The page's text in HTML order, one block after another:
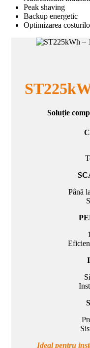
Peak shaving
Backup energetic
Optimizarea
Soluție
Până
Ideal pentru